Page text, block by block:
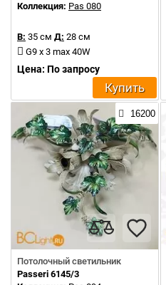
Коллекция: Pas 080
В: 35 см Д: 28 см
G9 x 3 max 40W
Цена: По запросу
Купить
16200
Потолочный светильник
Passeri 6145/3